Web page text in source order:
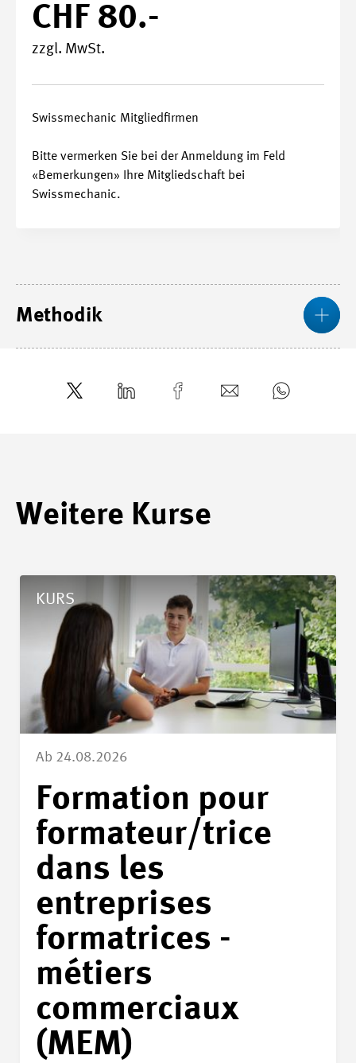
CHF 80.-
zzgl. MwSt.
Swissmechanic Mitgliedfirmen
Bitte vermerken Sie bei der Anmeldung im Feld
«Bemerkungen» Ihre Mitgliedschaft bei
Swissmechanic.
Methodik
Weitere Kurse
KURS
Ab 24.08.2026
Formation pour
formateur/trice
dans les
entreprises
formatrices -
métiers
commerciaux
(MEM)
Details Formation pour formateur/trice dans les entreprises